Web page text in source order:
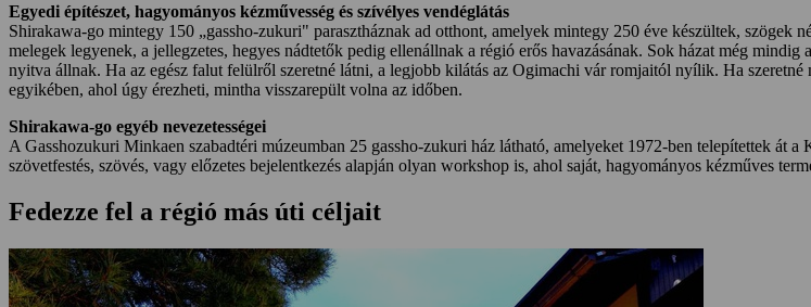
Egyedi építészet, hagyományos kézművesség és szívélyes vendéglátás
Shirakawa-go mintegy 150 „gassho-zukuri" parasztháznak ad otthont, amelyek mintegy 250 éve készültek,
melegek legyenek, a jellegzetes, hegyes nádtetők pedig ellenállnak a régió erős havazásának. Sok házat még
nyitva állnak. Ha az egész falut felülről szeretné látni, a legjobb kilátás az Ogimachi vár romjaitól nyílik. Ha
egyikében, ahol úgy érezheti, mintha visszarepült volna az időben.
Shirakawa-go egyéb nevezetességei
A Gasshozukuri Minkaen szabadtéri múzeumban 25 gassho-zukuri ház látható, amelyeket 1972-ben telepítettek át
szövetfestés, szövés, vagy előzetes bejelentkezés alapján olyan workshop is, ahol saját, hagyományos kézműves
Fedezze fel a régió más úti céljait